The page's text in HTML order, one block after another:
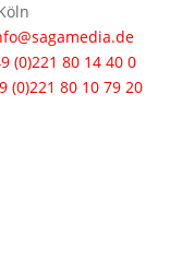
(0)221 80 14 40 0
(0)221 80 10 79 20